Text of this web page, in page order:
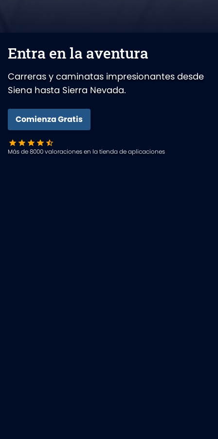
Entra en la aventura
Carreras y caminatas impresionantes desde
Siena hasta Sierra Nevada.
Comienza Gratis
Más de 8000 valoraciones en la tienda de aplicaciones